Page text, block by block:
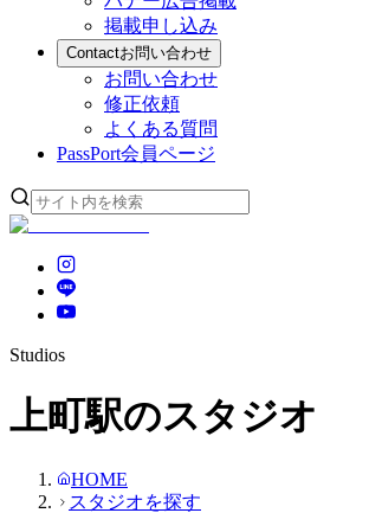
掲載申し込み
Contactお問い合わせ
お問い合わせ
修正依頼
よくある質問
PassPort会員ページ
Studios
上町駅のスタジオ
HOME
スタジオを探す